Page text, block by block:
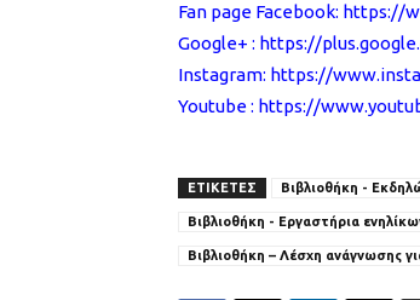
Fan page Facebook:
Google+ : https://
Instagram: https://
Youtube : https://
ΕΤΙΚΕΤΕΣ Βιβλιοθήκη -
Βιβλιοθήκη - Εργαστήρια
Βιβλιοθήκη – Λέσχη ανάγνωσης